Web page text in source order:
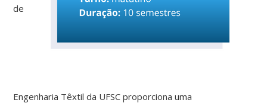
de
Engenharia Têxtil da UFSC proporciona uma